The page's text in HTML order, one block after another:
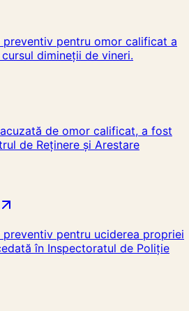
preventiv pentru omor calificat a
dimineții de vineri.
de omor calificat, a fost
de Reținere și Arestare
pentru uciderea propriei
în Inspectoratul de Poliție